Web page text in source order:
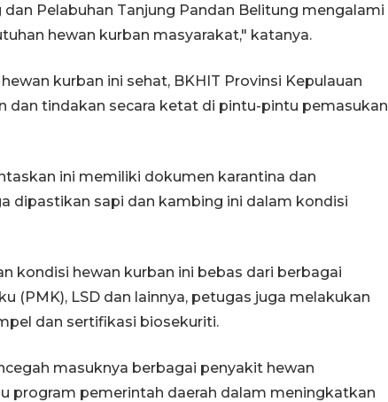
Pelabuhan Tanjung Pandan Belitung mengalami
hewan kurban masyarakat," katanya.
kurban ini sehat, BKHIT Provinsi Kepulauan
dan tindakan secara ketat di pintu-pintu pemasukan
ini memiliki dokumen karantina dan
dipastikan sapi dan kambing ini dalam kondisi
kondisi hewan kurban ini bebas dari berbagai
(PMK), LSD dan lainnya, petugas juga melakukan
dan sertifikasi biosekuriti.
masuknya berbagai penyakit hewan
program pemerintah daerah dalam meningkatkan
KemenHAM Babel Jalin Kerja
Sama